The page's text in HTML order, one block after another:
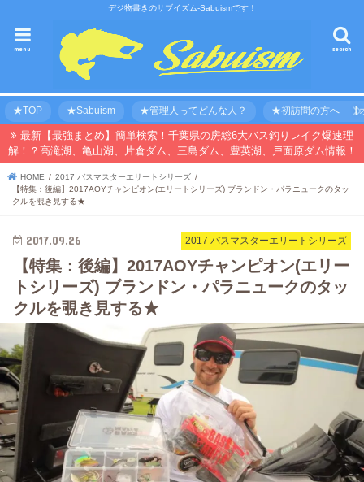
デジ物書きのサブイズム-Sabuismです！
search
menu
★TOP ★Sabuism ★管理人ってどんな人？ ★初訪問の方へ 【
最新【最強まとめ】簡単検索！千葉県の房総6大バス釣りレイク爆速理
解！？高滝湖、亀山湖、片倉ダム、三島ダム、豊英湖、戸面原ダム情報！
HOME
2017 バスマスターエリートシリーズ
【特集：後編】2017AOYチャンピオン(エリートシリーズ) ブランドン・パラニュークのタッ
クルを覗き見する★
2017 バスマスターエリートシリーズ
2017.09.26
【特集：後編】2017AOYチャンピオン(エリー
トシリーズ) ブランドン・パラニュークのタッ
クルを覗き見する★